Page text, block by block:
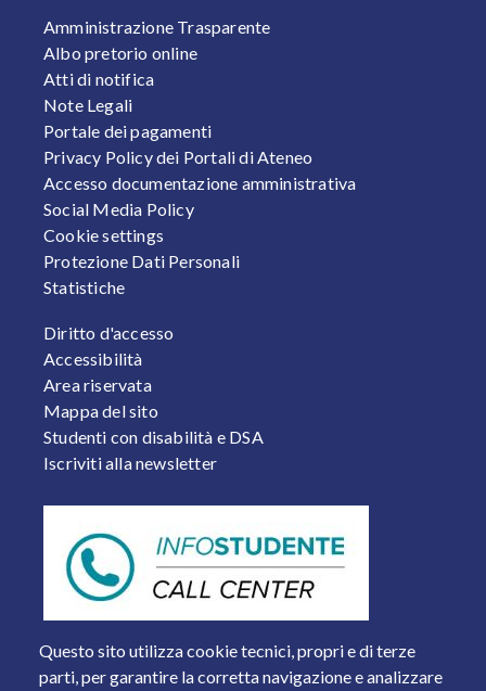
Questo sito utilizza cookie tecnici, propri e di terze
parti, per garantire la corretta navigazione e analizzare
FOOTER 1
Amministrazione Trasparente
Albo pretorio online
Atti di notifica
Note Legali
Portale dei pagamenti
Privacy Policy dei Portali di Ateneo
Accesso documentazione amministrativa
Social Media Policy
Cookie settings
Protezione Dati Personali
Statistiche
FOOTER 2
Diritto d'accesso
Accessibilità
Area riservata
Mappa del sito
Studenti con disabilità e DSA
Iscriviti alla newsletter